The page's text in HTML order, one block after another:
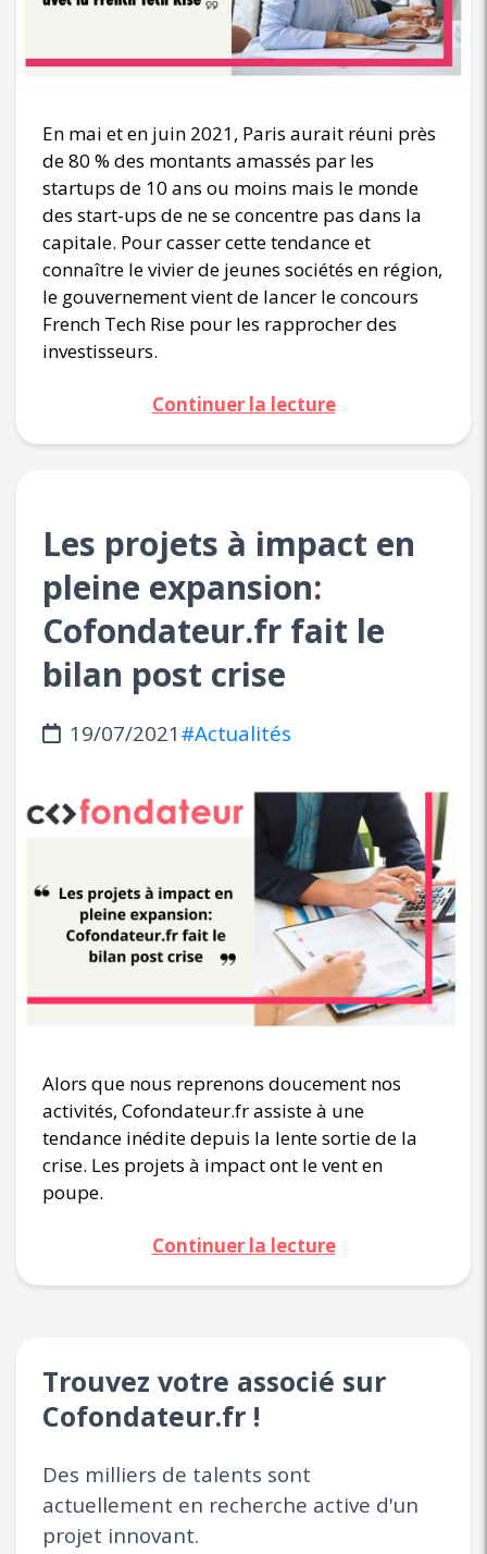
En mai et en juin 2021, Paris aurait réuni près
de 80 % des montants amassés par les
startups de 10 ans ou moins mais le monde
des start-ups de ne se concentre pas dans la
capitale. Pour casser cette tendance et
connaître le vivier de jeunes sociétés en région,
le gouvernement vient de lancer le concours
French Tech Rise pour les rapprocher des
investisseurs.
Continuer la lecture
Les projets à impact en
pleine expansion:
Cofondateur.fr fait le
bilan post crise
19/07/2021#Actualités
Alors que nous reprenons doucement nos
activités, Cofondateur.fr assiste à une
tendance inédite depuis la lente sortie de la
crise. Les projets à impact ont le vent en
poupe.
Continuer la lecture
Trouvez votre associé sur
Cofondateur.fr !
Des milliers de talents sont
actuellement en recherche active d'un
projet innovant.